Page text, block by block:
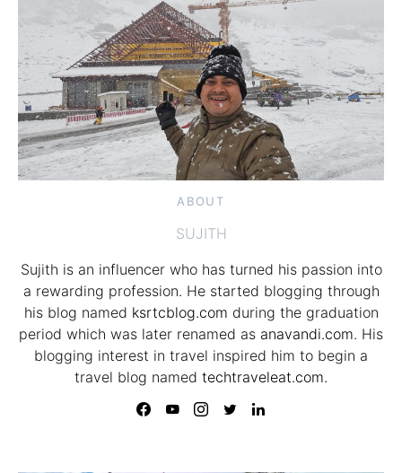
ABOUT
SUJITH
Sujith is an influencer who has turned his passion into
a rewarding profession. He started blogging through
his blog named ksrtcblog.com during the graduation
period which was later renamed as anavandi.com. His
blogging interest in travel inspired him to begin a
travel blog named techtraveleat.com.